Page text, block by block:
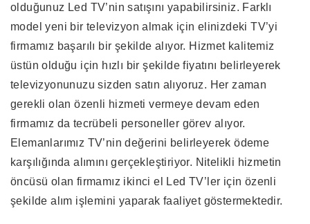
olduğunuz Led TV’nin satışını yapabilirsiniz. Farklı
model yeni bir televizyon almak için elinizdeki TV’yi
firmamız başarılı bir şekilde alıyor. Hizmet kalitemiz
üstün olduğu için hızlı bir şekilde fiyatını belirleyerek
televizyonunuzu sizden satın alıyoruz. Her zaman
gerekli olan özenli hizmeti vermeye devam eden
firmamız da tecrübeli personeller görev alıyor.
Elemanlarımız TV’nin değerini belirleyerek ödeme
karşılığında alımını gerçekleştiriyor. Nitelikli hizmetin
öncüsü olan firmamız ikinci el Led TV’ler için özenli
şekilde alım işlemini yaparak faaliyet göstermektedir.